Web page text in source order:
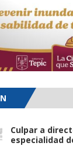
Culpar a
especialidad